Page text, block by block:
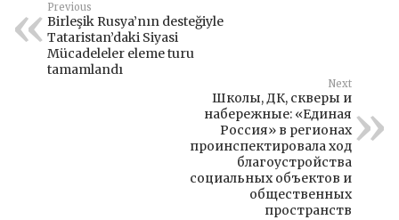
Previous
Birleşik Rusya’nın desteğiyle
Tataristan’daki Siyasi
Mücadeleler eleme turu
tamamlandı
Next
Школы, ДК, скверы и
набережные: «Единая
Россия» в регионах
проинспектировала ход
благоустройства
социальных объектов и
общественных
пространств